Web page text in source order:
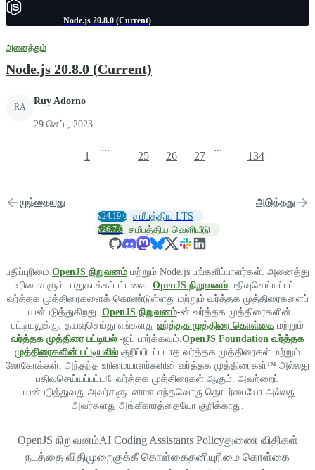
Node.js 20.8.0 (Current)
அனைத்தும்
Node.js 20.8.0 (Current)
RA
Ruy Adorno
29 செப்., 2023
முந்தையது
1
...
25 26 27
...
134
அடுத்தது
v24.19.0 சமீபத்திய LTS
v26.7.0 சமீபத்திய வெளியீடு
பதிப்புரிமை OpenJS நிறுவனம் மற்றும் Node.js பங்களிப்பாளர்கள். அனைத்து
உரிமைகளும் பாதுகாக்கப்பட்டவை. OpenJS நிறுவனம் பதிவுசெய்யப்பட்ட
வர்த்தக முத்திரைகளைக் கொண்டுள்ளது மற்றும் வர்த்தக முத்திரைகளைப்
பயன்படுத்துகிறது. OpenJS நிறுவனம்-ன் வர்த்தக முத்திரைகளின்
பட்டியலுக்கு, தயவுசெய்து எங்களது வர்த்தக முத்திரை கொள்கை மற்றும்
வர்த்தக முத்திரை பட்டியல் -ஐப் பார்க்கவும். OpenJS Foundation வர்த்தக
முத்திரைகளின் பட்டியலில் குறிப்பிடப்படாத வர்த்தக முத்திரைகள் மற்றும்
லோகோக்கள், அந்தந்த உரிமையாளர்களின் வர்த்தக முத்திரைகள்™ அல்லது
பதிவுசெய்யப்பட்ட® வர்த்தக முத்திரைகள் ஆகும். அவற்றைப்
பயன்படுத்துவது அவர்களுடனான எந்தவொரு தொடர்பையோ அல்லது
அவர்களது அங்கீகாரத்தையோ குறிக்காது.
OpenJS நிறுவனம்AI Coding Assistants Policyதுணை விதிகள்
நடத்தை விதிமுறைகுக்கீ கொள்கைதனியுரிமை கொள்கை